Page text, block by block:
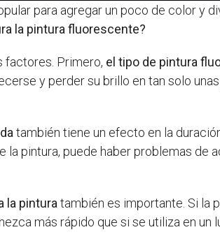
para agregar un poco de color y
la pintura fluorescente?
factores. Primero, el tipo de pintura
y perder su brillo en tan solo
también tiene un efecto en la
pintura, puede haber problemas de
la pintura también es importante. Si la
más rápido que si se utiliza en